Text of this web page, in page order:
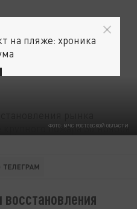
ФОТО: МЧС РОСТОВСКОЙ ОБЛАСТИ
на пляже: хроника